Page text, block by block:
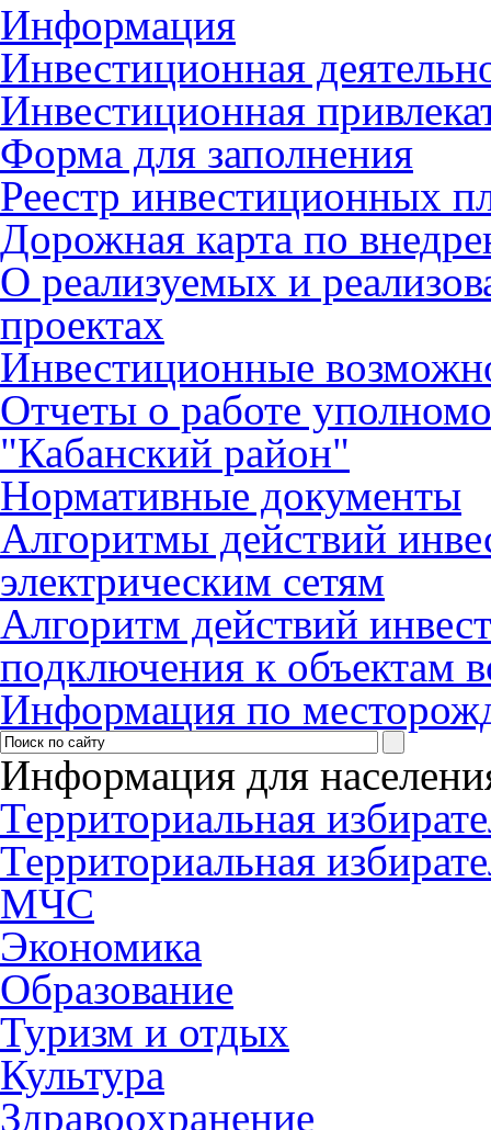
Информация
Инвестиционная
Инвестиционная
Форма для заполнения
Реестр инвестиционных
Дорожная карта по
О реализуемых и
проектах
Инвестиционные
Отчеты о работе
"Кабанский район"
Нормативные документы
Алгоритмы действий
электрическим сетям
Алгоритм действий
подключения к объектам
Информация по
Информация для
Территориальная
Территориальная
МЧС
Экономика
Образование
Туризм и отдых
Культура
Здравоохранение